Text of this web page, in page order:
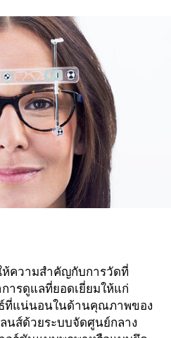
ความสำคัญกับการวัดที่
ารดูแลที่ยอดเยี่ยมให้แก่
ที่แน่นอนในด้านคุณภาพของ
นส์ด้วยระบบจัดศูนย์กลาง